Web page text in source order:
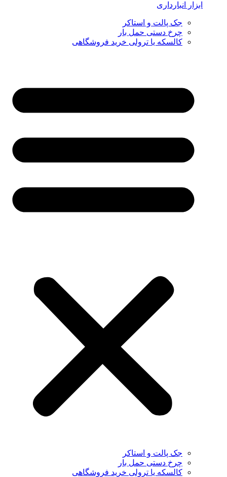
ابزار انبارداری
جک پالت و استاکر
چرخ دستی حمل بار
کالسکه یا ترولی خرید فروشگاهی
جک پالت و استاکر
چرخ دستی حمل بار
کالسکه یا ترولی خرید فروشگاهی